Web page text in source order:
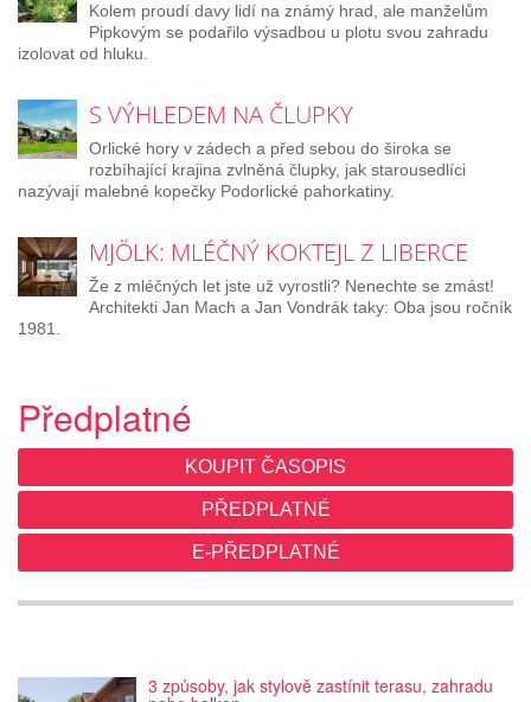
Kolem proudí davy lidí na známý hrad, ale manželům
Pipkovým se podařilo výsadbou u plotu svou zahradu
izolovat od hluku.
S VÝHLEDEM NA ČLUPKY
Orlické hory v zádech a před sebou do široka se
rozbíhající krajina zvlněná člupky, jak starousedlíci
nazývají malebné kopečky Podorlické pahorkatiny.
MJÖLK: MLÉČNÝ KOKTEJL Z LIBERCE
Že z mléčných let jste už vyrostli? Nenechte se zmást!
Architekti Jan Mach a Jan Vondrák taky: Oba jsou ročník
1981.
Předplatné
KOUPIT ČASOPIS
PŘEDPLATNÉ
E-PŘEDPLATNÉ
3 způsoby, jak stylově zastínit terasu, zahradu